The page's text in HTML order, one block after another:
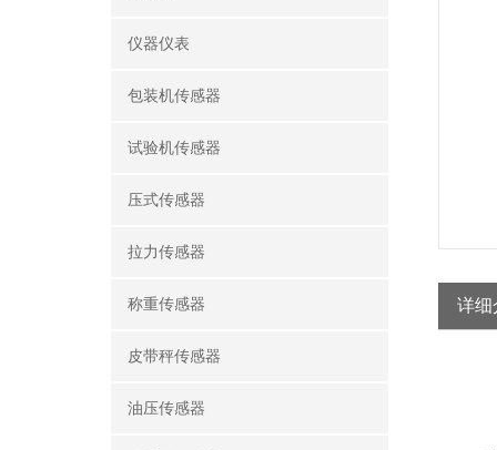
仪器仪表
包装机传感器
试验机传感器
压式传感器
拉力传感器
称重传感器
皮带秤传感器
油压传感器
详细